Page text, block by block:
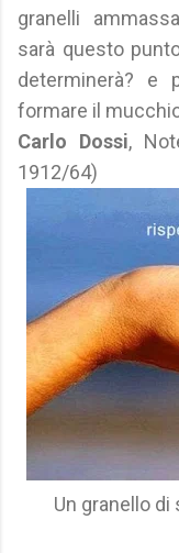
granelli
sarà questo
determinerà? e
formare il
Carlo Dossi,
1912/64)
Un granello